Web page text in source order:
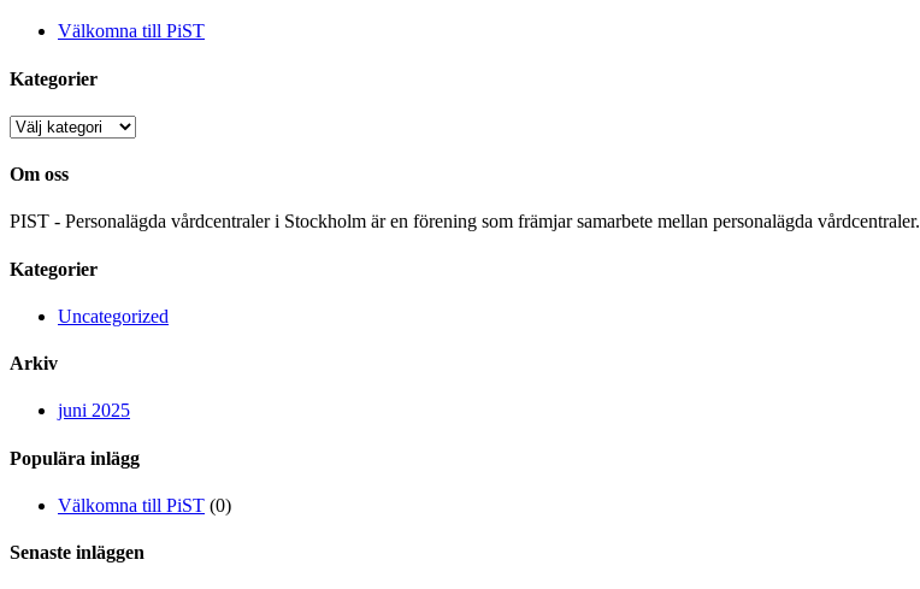
Välkomna till PiST
Kategorier
Kategorier
Om oss
PIST - Personalägda vårdcentraler i Stockholm är en förening som främjar samarbete mellan personalägda vårdcentraler.
Kategorier
Uncategorized
Arkiv
juni 2025
Populära inlägg
Välkomna till PiST (0)
Senaste inläggen